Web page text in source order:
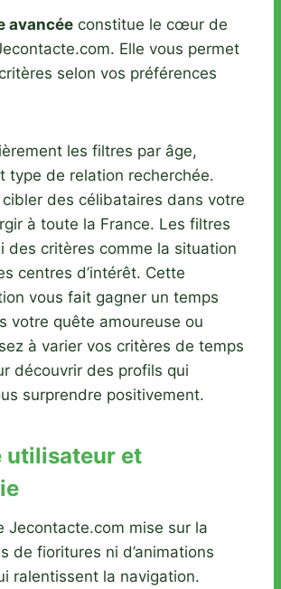
avancée constitue le cœur de
Elle vous permet
selon vos préférences
les filtres par âge,
type de relation recherchée.
des célibataires dans votre
à toute la France. Les filtres
des critères comme la situation
centres d’intérêt. Cette
vous fait gagner un temps
votre quête amoureuse ou
à varier vos critères de temps
découvrir des profils qui
surprendre positivement.
utilisateur et
Jecontacte.com mise sur la
de fioritures ni d’animations
ralentissent la navigation.